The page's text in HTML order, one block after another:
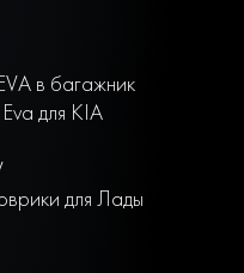
в багажник
для KIA
для Лады